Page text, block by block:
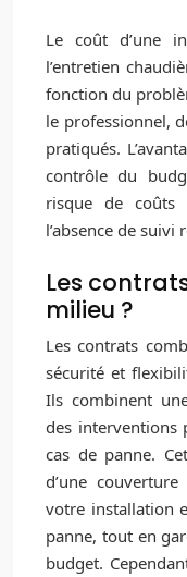
Le coût d’une
l’entretien
fonction du
le professionnel,
pratiqués.
contrôle du
risque de coûts
l’absence de
Les
milieu ?
Les contrats
sécurité et
Ils combinent
des interventions
cas de panne.
d’une
votre installation
panne, tout en
budget.